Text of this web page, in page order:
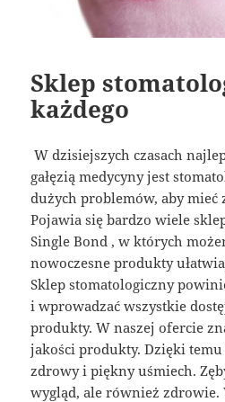
Sklep
każdego
W dzisiejszych czasach
gałęzią medycyny jest
dużych problemów, aby mieć
Pojawia się bardzo wiele
Single Bond , w których
nowoczesne produkty
Sklep stomatologiczny
i wprowadzać wszystkie
produkty. W naszej ofercie
jakości produkty. Dzięki temu
zdrowy i piękny uśmiech.
wygląd, ale również zdrowie.